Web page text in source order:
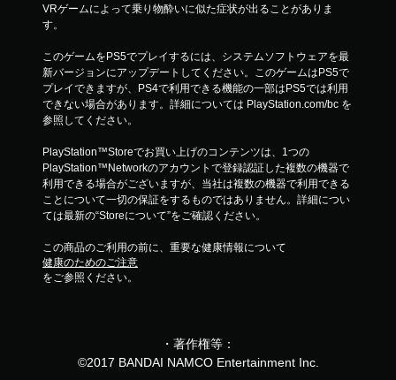
VRゲームによって乗り物酔いに似た症状が出ることがありま
す。
このゲームをPS5でプレイするには、システムソフトウェアを最
新バージョンにアップデートしてください。このゲームはPS5で
プレイできますが、PS4で利用できる機能の一部はPS5では利用
できない場合があります。詳細については PlayStation.com/bc を
参照してください。
PlayStation™Storeでお買い上げのコンテンツは、1つの
PlayStation™Networkのアカウントで登録認証した複数の機器で
利用できる場合がございますが、当社は複数の機器で利用できる
ことについて一切の保証をするものではありません。詳細につい
ては最新の“Storeについて”をご確認ください。
この商品のご利用の前に、重要な健康情報について
健康のためのご注意
をご参照ください。
・著作権等：
©2017 BANDAI NAMCO Entertainment Inc.